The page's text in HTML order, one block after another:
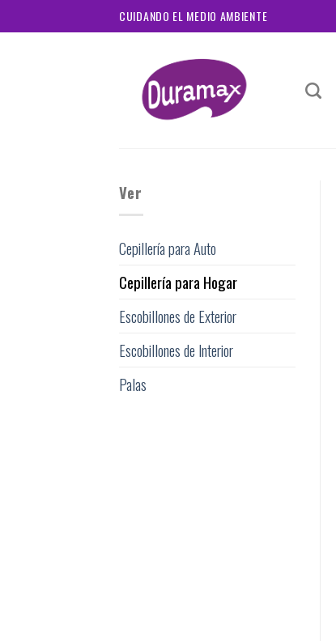
to
CUIDANDO EL MEDIO AMBIENTE
Ver
Cepillería para Auto
Cepillería para Hogar
Escobillones de Exterior
Escobillones de Interior
Palas